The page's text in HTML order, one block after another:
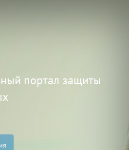
портал защиты